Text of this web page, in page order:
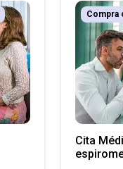
Cita
Compra